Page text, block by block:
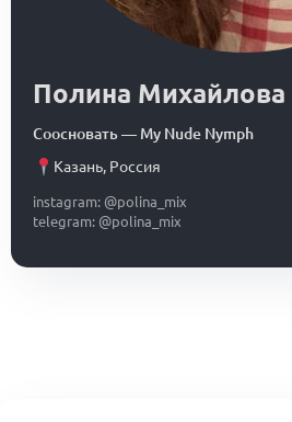
Полина Михайлова
Соосновать— My Nude Nymph
Казань, Россия
instagram: @polina_mix
telegram: @polina_mix